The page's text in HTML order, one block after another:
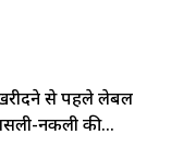
से पहले लेबल
नकली की...